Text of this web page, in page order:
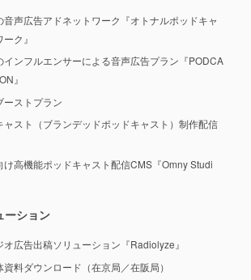
音声広告アドネットワーク『オトナルポッドキャ
ク』
インフルエンサーによる音声広告プラン『PODCA
』
ーストプラン
ャスト（ブランデッドポッドキャスト）制作配信
け高機能ポッドキャスト配信CMS『Omny Studi
ーション
広告出稿ソリューション『Radiolyze』
料ダウンロード（在京局／在阪局）